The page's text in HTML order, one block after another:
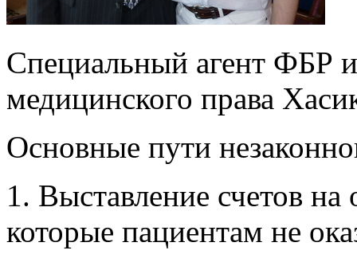
Специальный агент ФБР
медицинского права
Основные пути
1. Выставление счетов
которые пациентам не